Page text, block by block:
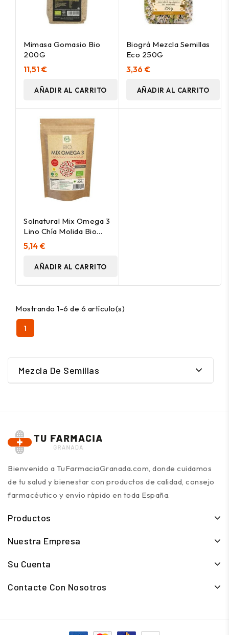
Mimasa Gomasio Bio
200G
11,51 €
AÑADIR AL CARRITO
Biográ Mezcla Semillas
Eco 250G
3,36 €
AÑADIR AL CARRITO
Solnatural Mix Omega 3
Lino Chía Molida Bio
200G
5,14 €
AÑADIR AL CARRITO
Mostrando 1-6 de 6 artículo(s)
1
Mezcla De Semillas
Bienvenido a TuFarmaciaGranada.com, donde cuidamos
de tu salud y bienestar con productos de calidad, consejo
farmacéutico y envío rápido en toda España.
Productos
Nuestra Empresa
Su Cuenta
Contacte Con Nosotros